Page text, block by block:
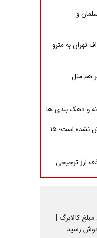
و
تهران به مترو
هم مثل
و دهک بندی ها
اصابتی در قشم و بندرعباس گزارش نشده است؛ ۱۵
ارز ترجیحی
کالابرگ |
رسید